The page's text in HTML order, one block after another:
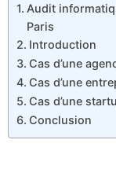
Audit
Paris
Introduction
Cas d’une
Cas d’une
Cas d’une
Conclusion